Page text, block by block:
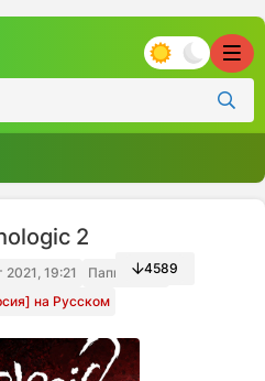
2
2021, 19:21
Папка игры
на Русском
4589